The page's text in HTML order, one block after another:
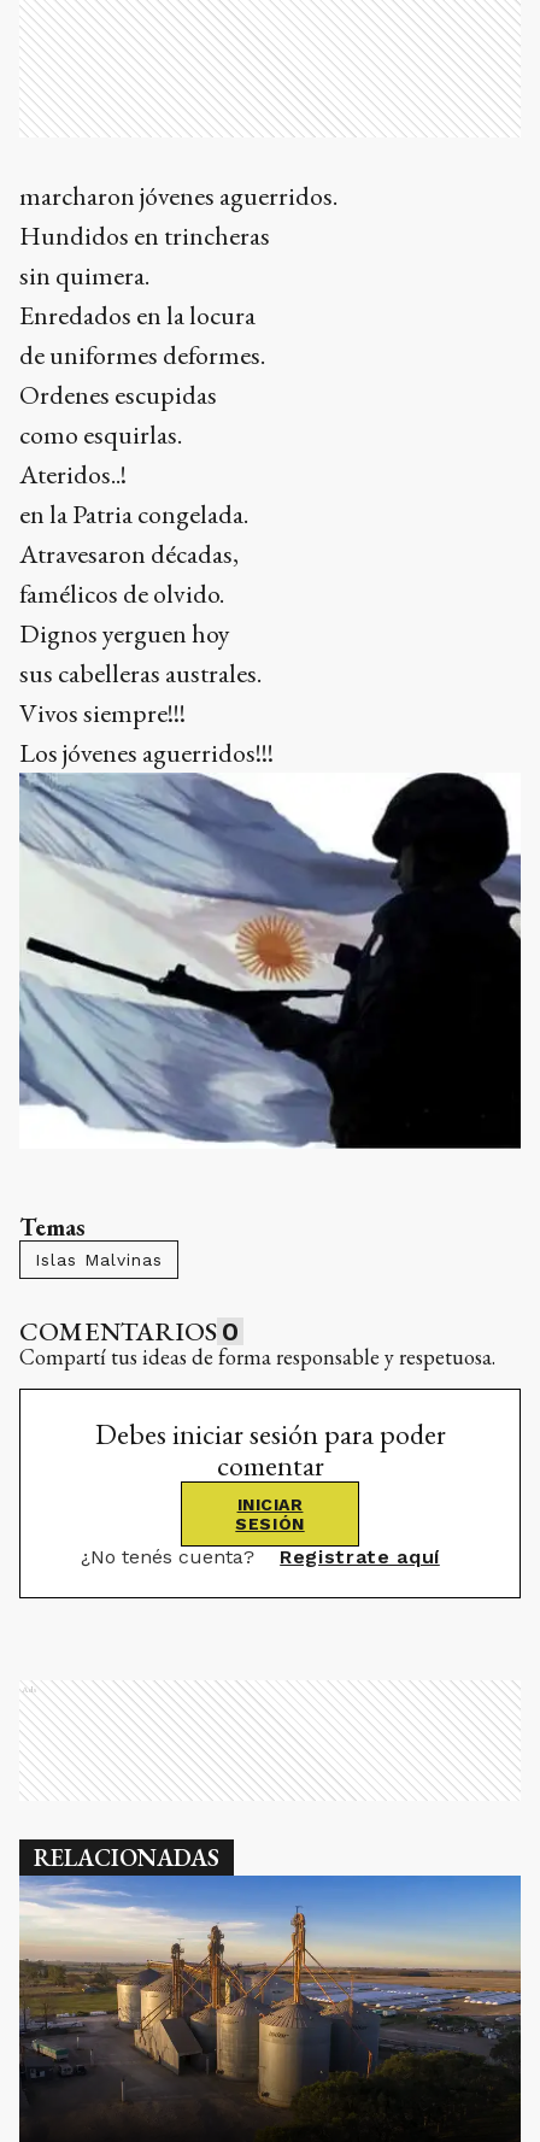
marcharon jóvenes aguerridos.
Hundidos en trincheras
sin quimera.
Enredados en la locura
de uniformes deformes.
Ordenes escupidas
como esquirlas.
Ateridos..!
en la Patria congelada.
Atravesaron décadas,
famélicos de olvido.
Dignos yerguen hoy
sus cabelleras australes.
Vivos siempre!!!
Los jóvenes aguerridos!!!
Temas
Islas Malvinas
COMENTARIOS 0
Compartí tus ideas de forma responsable y respetuosa.
Debes iniciar sesión para poder
comentar
INICIAR
SESIÓN
¿No tenés cuenta? Registrate aquí
Ads
RELACIONADAS